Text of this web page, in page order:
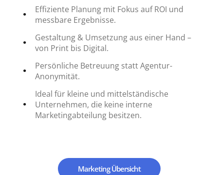
Effiziente Planung mit Fokus auf ROI und
messbare Ergebnisse.
Gestaltung & Umsetzung aus einer Hand –
von Print bis Digital.
Persönliche Betreuung statt Agentur-
Anonymität.
Ideal für kleine und mittelständische
Unternehmen, die keine interne
Marketingabteilung besitzen.
Marketing Übersicht